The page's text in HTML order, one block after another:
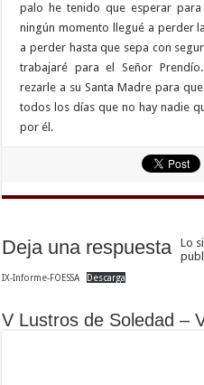
palo he tenido que esperar
ningún momento llegué a perder
a perder hasta que sepa con
trabajaré para el Señor
rezarle a su Santa Madre para
todos los días que no hay nadie
por él.
Deja una respuesta Lo
IX-Informe-FOESSA Descarga
V Lustros de Soledad –